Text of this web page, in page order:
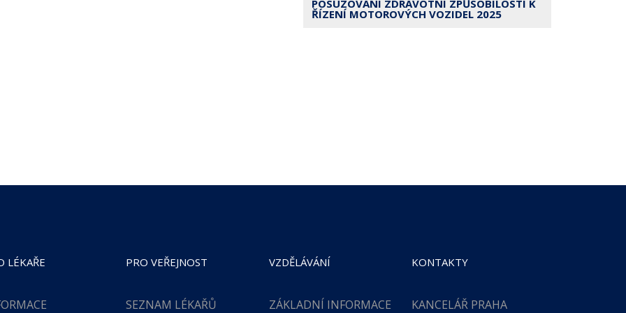
POSUZOVÁNÍ ZDRAVOTNÍ ZPŮSOBILOSTI K
ŘÍZENÍ MOTOROVÝCH VOZIDEL 2025
LÉKAŘE PRO VEŘEJNOST
SEZNAM LÉKAŘŮ
VZDĚLÁVÁNÍ
ZÁKLADNÍ INFORMACE
KONTAKTY
KANCELÁŘ PRAHA